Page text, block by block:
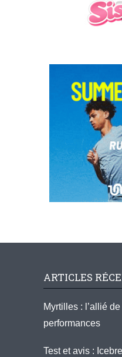
ARTICLES
Myrtilles : l’allié
performances
Test et avis :